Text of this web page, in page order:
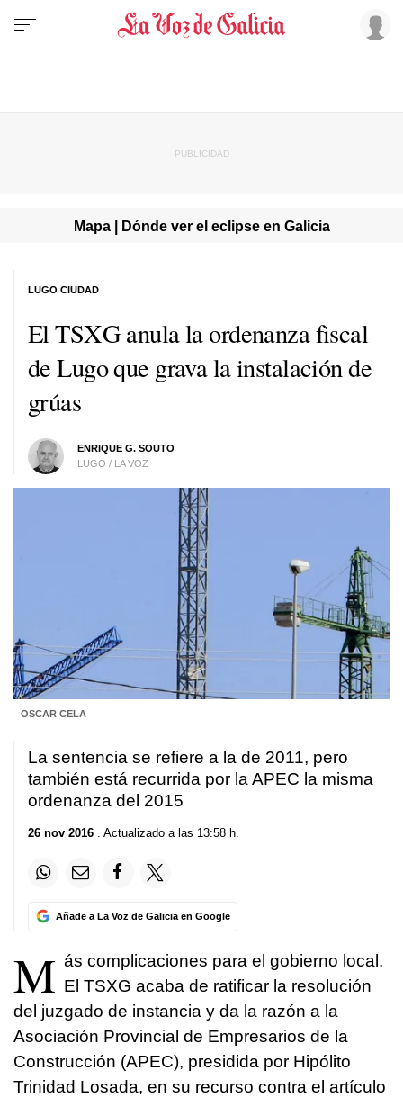
Mapa | Dónde ver el eclipse en Galicia
El TSXG anula la ordenanza fiscal
de Lugo que grava la instalación de
grúas
ENRIQUE G. SOUTO
LUGO / LA VOZ
LUGO CIUDAD
OSCAR CELA
La sentencia se refiere a la de 2011, pero
también está recurrida por la APEC la misma
ordenanza del 2015
26 nov 2016 . Actualizado a las 13:58 h.
Añade a La Voz de Galicia en Google
M ás complicaciones para el gobierno local.
El TSXG acaba de ratificar la resolución
del juzgado de instancia y da la razón a la
Asociación Provincial de Empresarios de la
Construcción (APEC), presidida por Hipólito
Trinidad Losada, en su recurso contra el artículo